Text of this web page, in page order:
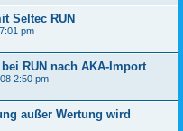
Seltec RUN
pm
RUN nach AKA-Import
2:50 pm
außer Wertung wird